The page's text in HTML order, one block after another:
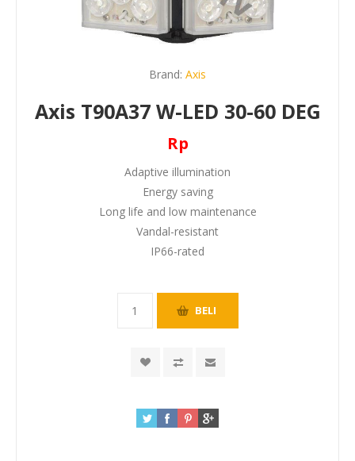
Brand: Axis
Axis T90A37 W-LED 30-60 DEG
Rp
Adaptive illumination
Energy saving
Long life and low maintenance
Vandal-resistant
IP66-rated